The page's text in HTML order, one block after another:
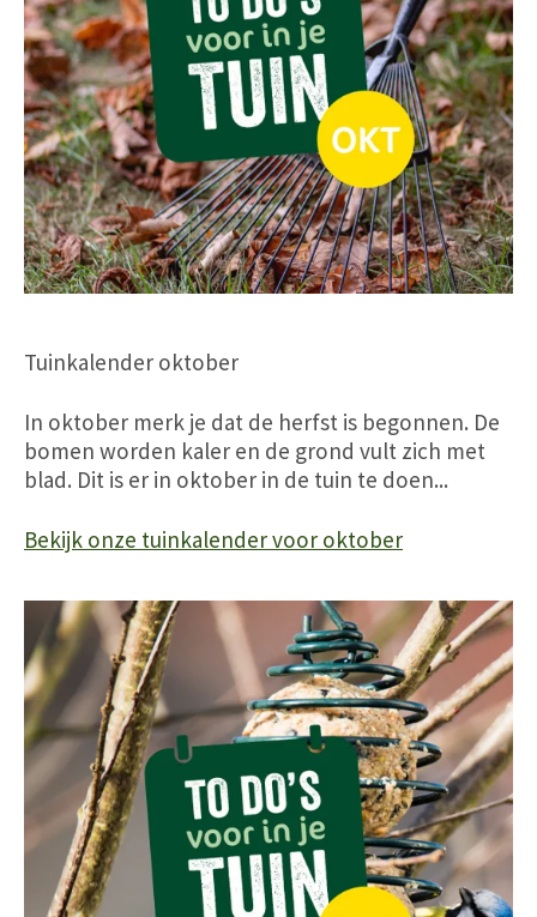
Tuinkalender oktober
In oktober merk je dat de herfst is begonnen. De
bomen worden kaler en de grond vult zich met
blad. Dit is er in oktober in de tuin te doen...
Bekijk onze tuinkalender voor oktober